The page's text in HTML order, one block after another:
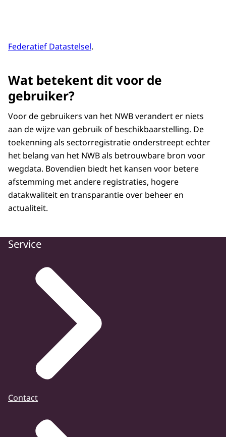
Federatief Datastelsel.
Wat betekent dit voor de
gebruiker?
Voor de gebruikers van het NWB verandert er niets
aan de wijze van gebruik of beschikbaarstelling. De
toekenning als sectorregistratie onderstreept echter
het belang van het NWB als betrouwbare bron voor
wegdata. Bovendien biedt het kansen voor betere
afstemming met andere registraties, hogere
datakwaliteit en transparantie over beheer en
actualiteit.
Service
Contact